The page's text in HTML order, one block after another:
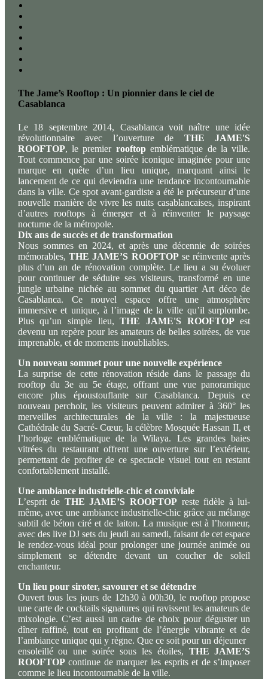
The Jame’s Rooftop : Un pionnier dans le ciel de
Casablanca
Le 18 septembre 2014, Casablanca voit naître une idée
révolutionnaire avec l’ouverture de THE JAME'S
ROOFTOP, le premier rooftopemblématique de la ville.
Tout commence par une soirée iconique imaginée pour une
marque en quête d’un lieu unique, marquant ainsi le
lancement de ce qui deviendra une tendance incontournable
dans la ville. Ce spot avant-gardiste a été le précurseur d’une
nouvelle manière de vivre les nuits casablancaises, inspirant
d’autres rooftops à émerger et à réinventer le paysage
nocturne de la métropole.
Dix ans de succès et de transformation
Nous sommes en 2024, et après une décennie de soirées
mémorables, THE JAME’S ROOFTOPse réinvente après
plus d’un an de rénovation complète. Le lieu a su évoluer
pour continuer de séduire ses visiteurs, transformé en une
jungle urbaine nichée au sommet du quartier Art déco de
Casablanca. Ce nouvel espace offre une atmosphère
immersive et unique, à l’image de la ville qu’il surplombe.
Plus qu’un simple lieu,THE JAME'S ROOFTOPest
devenu un repère pour les amateurs de belles soirées, de vue
imprenable, et de moments inoubliables.
Un nouveau sommet pour une nouvelle expérience
La surprise de cette rénovation réside dans le passage du
rooftop du 3e au 5e étage, offrant une vue panoramique
encore plus époustouflante sur Casablanca. Depuis ce
nouveau perchoir, les visiteurs peuvent admirer à 360° les
merveilles architecturales de la ville : la majestueuse
Cathédrale du Sacré- Cœur, la célèbre Mosquée Hassan II, et
l’horloge emblématique de la Wilaya. Les grandes baies
vitrées du restaurant offrent une ouverture sur l’extérieur,
permettant de profiter de ce spectacle visuel tout en restant
confortablement installé.
Une ambiance industrielle-chic et conviviale
L’esprit de THE JAME’S ROOFTOP reste fidèle à lui-
même, avec une ambiance industrielle-chic grâce au mélange
subtil de béton ciré et de laiton. La musique est à l’honneur,
avec des live DJ sets du jeudi au samedi, faisant de cet espace
le rendez-vous idéal pour prolonger une journée animée ou
simplement se détendre devant un coucher de soleil
enchanteur.
Un lieu pour siroter, savourer et se détendre
Ouvert tous les jours de 12h30 à 00h30, le rooftop propose
une carte de cocktails signatures qui ravissent les amateurs de
mixologie. C’est aussi un cadre de choix pour déguster un
dîner raffiné, tout en profitant de l’énergie vibrante et de
l’ambiance unique qui y règne. Que ce soit pour un déjeuner
ensoleillé ou une soirée sous les étoiles, THE JAME’S
ROOFTOPcontinue de marquer les esprits et de s’imposer
comme le lieu incontournable de la ville.